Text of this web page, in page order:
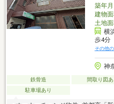
築年月
建物
土地
横
歩4分
その他
神
鉄骨造 間取り図あ
駐車場あり